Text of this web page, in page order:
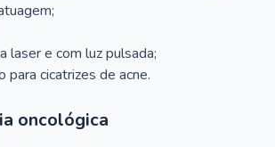
laser e com luz pulsada;
para cicatrizes de acne.
oncológica